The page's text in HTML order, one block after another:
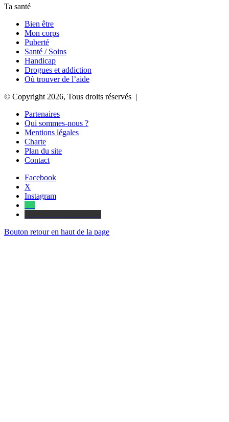
Ta santé
Bien être
Mon corps
Puberté
Santé / Soins
Handicap
Drogues et addiction
Où trouver de l’aide
© Copyright 2026, Tous droits réservés |
Partenaires
Qui sommes-nous ?
Mentions légales
Charte
Plan du site
Contact
Facebook
X
Instagram
Bouton retour en haut de la page